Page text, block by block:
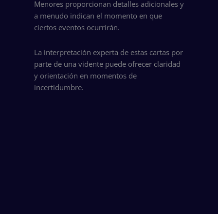
Menores proporcionan detalles adicionales y
a menudo indican el momento en que
ciertos eventos ocurrirán.
La interpretación experta de estas cartas por
parte de una vidente puede ofrecer claridad
y orientación en momentos de
incertidumbre.